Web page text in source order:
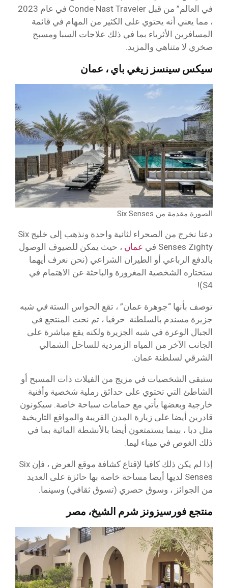
في العالم” من قبل Conde Nast Traveler في عام 2023
، مما يعني أنه يحتوي على الكثير من المهام في قائمة
المسافرين الأثرياء بما في ذلك علاجات السبا ومسبح
صخري لا متناهي والمزيد.
سيكس سينسز زيغي باي ، عمان
الصورة مقدمة من Six Senses
دعنا نخرج من الصحراء لثانية واحدة ونذهب إلى خليج Six
Senses Zighty في
عمان ، حيث يمكن للضيوف الوصول
بالدفع الرباعي أو الطيران الشراعي (نحن نعرف أيهما
ستختاره الشخصية المغرورة والباحثة عن الاهتمام في
S4)!
توصف بأنها “جوهرة عمان” ، تقع الحواس الستةفي شبه
جزيرة مسندم بالسلطنة. حرفيا ، تم نحت المنتجع في
الجبال الوعرة في شبه الجزيرة ولكنه يقع مباشرة على
الجانب الآخر من المياه الزمردية للساحل الشمالي
الشرقي لسلطنة عمان.
ستبقى الشخصيات في مزيج من الفيلات ذات المسبح أو
الشاطئ التي تحتوي على حدائق رملية شخصية وأفنية
خارجية وبعضها يأتي مع حمامات سباحة خاصة. سيكونون
قادرين أيضا على زيارة المدن القريبة والمواقع التاريخية
مثل دبا ، بينما يستمتعون أيضا بالأنشطة المائية بما في
ذلك الغوص في ميناء ليما.
إذا لم يكن ذلك كافيا لإقناع كشافة موقع العرض ، فإن Six
Senses لديها أيضا مساحة خاصة بها حائزة على العديد
من الجوائز ، وسوق حصري (تسوق ثقافي) وسينما.
منتجع فورسيزونز شرم الشيخ، مصر